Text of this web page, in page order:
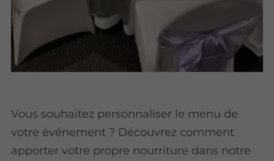
Vous souhaitez personnaliser le menu de
votre événement ? Découvrez comment
apporter votre propre nourriture dans notre